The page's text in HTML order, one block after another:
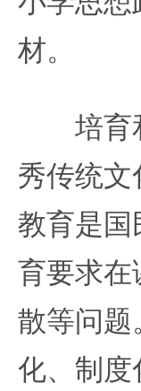
材。
培育和
秀传统
教育是国
育要求在
散等问题
化、制度